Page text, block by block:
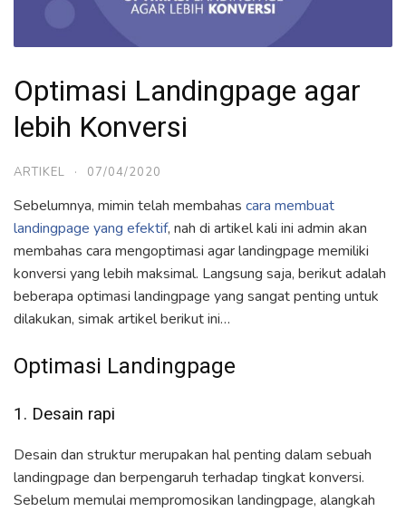
Optimasi Landingpage agar
lebih Konversi
ARTIKEL · 07/04/2020
Sebelumnya, mimin telah membahas cara membuat
landingpage yang efektif, nah di artikel kali ini admin akan
membahas cara mengoptimasi agar landingpage memiliki
konversi yang lebih maksimal. Langsung saja, berikut adalah
beberapa optimasi landingpage yang sangat penting untuk
dilakukan, simak artikel berikut ini…
Optimasi Landingpage
1. Desain rapi
Desain dan struktur merupakan hal penting dalam sebuah
landingpage dan berpengaruh terhadap tingkat konversi.
Sebelum memulai mempromosikan landingpage, alangkah